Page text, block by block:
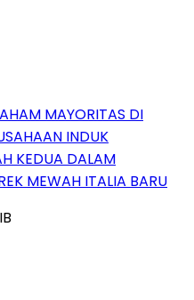
MAYORITAS DI
INDUK
KEDUA DALAM
MEWAH ITALIA BARU